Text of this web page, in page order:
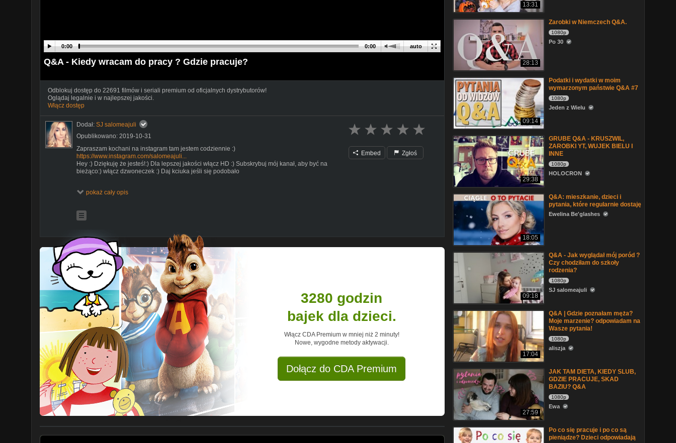
auto
0:00 0:00
Q&A - Kiedy wracam do pracy ? Gdzie pracuje?
Odblokuj dostęp do 22691 filmów i seriali premium od oficjalnych dystrybutorów!
Oglądaj legalnie i w najlepszej jakości.
Włącz dostęp
Dodał: SJ salomeajuli
Opublikowano: 2019-10-31
Zapraszam kochani na instagram tam jestem codziennie :)
https://www.instagram.com/salomeajuli...
Hey :) Dziękuję że jesteś!:) Dla lepszej jakości włącz HD :) Subskrybuj mój kanał, aby być na
bieżąco:) włącz dzwoneczek :) Daj kciuka jeśli się podobało
Kasia Frączek
ul. Tarasowa 1
Tu mnie znajdziecie;)
INSTAGRAM: salomeajuli
SNAPCHAT: salomeajuli
MÓJ FACEBOOK:https://www.facebook.com/salomea.juli
https://www.facebook.com/pages/Salome.
pokaż cały opis
Embed Zgłoś
3280 godzin
bajek dla dzieci.
Włącz CDA Premium w mniej niż 2 minuty!
Nowe, wygodne metody aktywacji.
Dołącz do CDA Premium
13:31
28:13
Zarobki w Niemczech Q&A.
1080p
Po 30
09:14
Podatki i wydatki w moim
wymarzonym państwie Q&A #7
1080p
Jeden z Wielu
29:38
GRUBE Q&A - KRUSZWIL,
ZAROBKI YT, WUJEK BIELU I
INNE
1080p
HOLOCRON
18:05
Q&A: mieszkanie, dzieci i
pytania, które regularnie dostaję
Ewelina Be'glashes
09:18
Q&A - Jak wyglądał mój poród ?
Czy chodziłam do szkoły
rodzenia?
1080p
SJ salomeajuli
17:04
Q&A | Gdzie poznałam męża?
Moje marzenie? odpowiadam na
Wasze pytania!
1080p
aliszja
27:59
JAK TAM DIETA, KIEDY SLUB,
GDZIE PRACUJE, SKAD
BAZIU? Q&A
1080p
Ewa
Po co się pracuje i po co są
pieniądze? Dzieci odpowiadają